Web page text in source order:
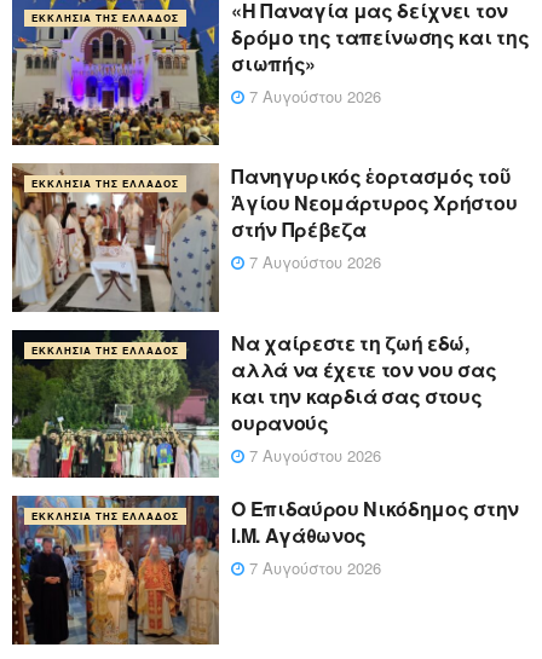
ΕΚΚΛΗΣΊΑ ΤΗΣ ΕΛΛΆΔΟΣ
«Η Παναγία μας δείχνει τον
δρόμο της ταπείνωσης και της
σιωπής»
7 Αυγούστου 2026
ΕΚΚΛΗΣΊΑ ΤΗΣ ΕΛΛΆΔΟΣ
Πανηγυρικός ἑορτασμός τοῦ
Ἁγίου Νεομάρτυρος Χρήστου
στήν Πρέβεζα
7 Αυγούστου 2026
ΕΚΚΛΗΣΊΑ ΤΗΣ ΕΛΛΆΔΟΣ
Να χαίρεστε τη ζωή εδώ,
αλλά να έχετε τον νου σας
και την καρδιά σας στους
ουρανούς
7 Αυγούστου 2026
ΕΚΚΛΗΣΊΑ ΤΗΣ ΕΛΛΆΔΟΣ
Ο Επιδαύρου Νικόδημος στην
Ι.Μ. Αγάθωνος
7 Αυγούστου 2026